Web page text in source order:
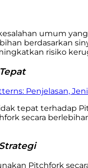
umum
berdasarkan
risiko
Penjelasan,
tepat terhadap
secara
Pitchfork